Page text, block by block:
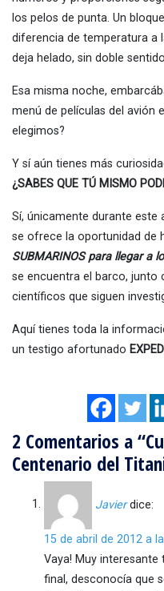
los pelos de punta. Un
diferencia de temperatura a
deja helado, sin doble
Esa misma noche,
menú de películas del avión
elegimos?
Y sí aún tienes más
¿SABES QUE TÚ MISMO
Sí, únicamente durante
se ofrece la oportunidad de
SUBMARINOS para llegar a
se encuentra el barco, junto
científicos que siguen
Aquí tienes toda la
un testigo afortunado
2 Comentarios a
Centenario del
Javier dice:
15 de abril de 2012 a
Vaya! Muy
final, desconocía que